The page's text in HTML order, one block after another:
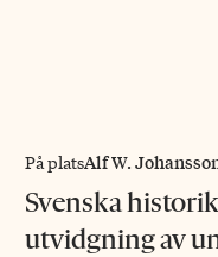
På platsAlf W.
Svenska
utvidgning av